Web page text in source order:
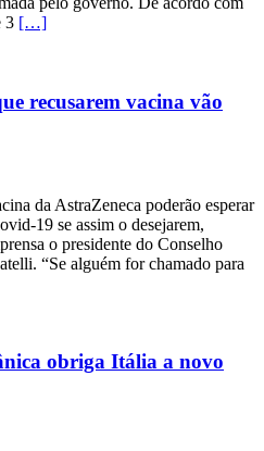
3 […]
recusarem vacina vão
da AstraZeneca poderão esperar
19 se assim o desejarem,
o presidente do Conselho
“Se alguém for chamado para
obriga Itália a novo